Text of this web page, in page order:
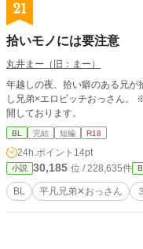
21
拾いモノには要注意
丸井まー（旧：まー）
年越しの夜、拾い癖のある兄が
し兄弟×エロビッチおっさん。 ※３Ꮲです！ ※ムーンライトノベルズさんでも公
開しております。
BL 完結 短編 R18
24h.ポイント 14pt
小説 30,185 位 / 228,635件
BL 平凡兄弟✕おっさん